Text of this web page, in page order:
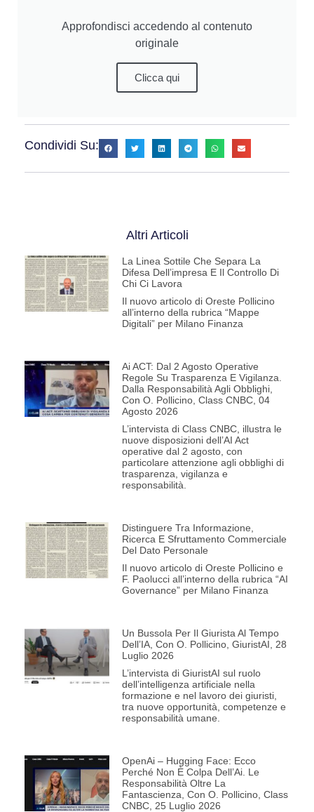
Approfondisci accedendo al contenuto
originale
Clicca qui
Condividi Su:
Altri Articoli
La Linea Sottile Che Separa La
Difesa Dell’impresa E Il Controllo Di
Chi Ci Lavora
Il nuovo articolo di Oreste Pollicino
all’interno della rubrica “Mappe
Digitali” per Milano Finanza
Ai ACT: Dal 2 Agosto Operative
Regole Su Trasparenza E Vigilanza.
Dalla Responsabilità Agli Obblighi,
Con O. Pollicino, Class CNBC, 04
Agosto 2026
L’intervista di Class CNBC, illustra le
nuove disposizioni dell’AI Act
operative dal 2 agosto, con
particolare attenzione agli obblighi di
trasparenza, vigilanza e
responsabilità.
Distinguere Tra Informazione,
Ricerca E Sfruttamento Commerciale
Del Dato Personale
Il nuovo articolo di Oreste Pollicino e
F. Paolucci all’interno della rubrica “AI
Governance” per Milano Finanza
Un Bussola Per Il Giurista Al Tempo
Dell’IA, Con O. Pollicino, GiuristAI, 28
Luglio 2026
L’intervista di GiuristAI sul ruolo
dell’intelligenza artificiale nella
formazione e nel lavoro dei giuristi,
tra nuove opportunità, competenze e
responsabilità umane.
OpenAi – Hugging Face: Ecco
Perché Non È Colpa Dell’Ai. Le
Responsabilità Oltre La
Fantascienza, Con O. Pollicino, Class
CNBC, 25 Luglio 2026